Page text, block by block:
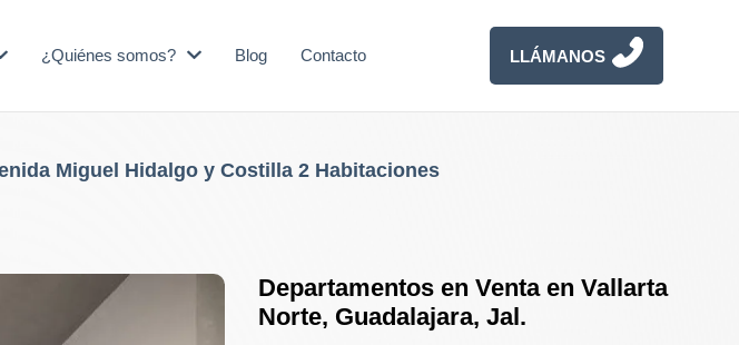
¿Quiénes somos? Blog Contacto LLÁMANOS
Miguel Hidalgo y Costilla 2 Habitaciones
Departamentos en Venta en Vallarta
Norte, Guadalajara, Jal.